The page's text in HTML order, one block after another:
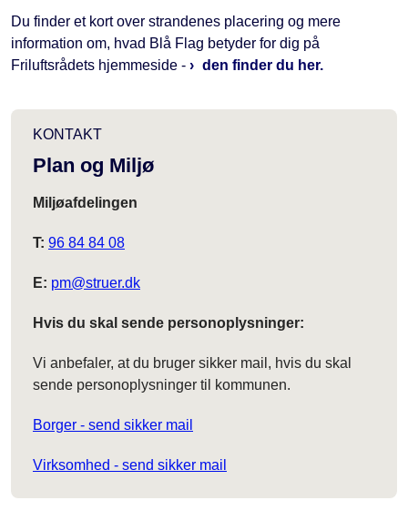
Du finder et kort over strandenes placering og mere
information om, hvad Blå Flag betyder for dig på
Friluftsrådets hjemmeside -
den finder du her.
KONTAKT
Plan og Miljø
Miljøafdelingen
T: 96 84 84 08
E: pm@struer.dk
Hvis du skal sende personoplysninger:
Vi anbefaler, at du bruger sikker mail, hvis du skal
sende personoplysninger til kommunen.
Borger - send sikker mail
Virksomhed - send sikker mail